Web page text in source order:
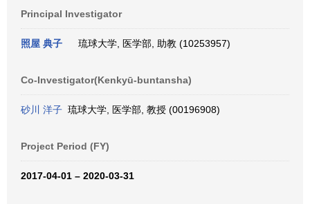
Principal Investigator
照屋 典子 琉球大学, 医学部, 助教 (10253957)
Co-Investigator(Kenkyū-buntansha)
砂川 洋子 琉球大学, 医学部, 教授 (00196908)
Project Period (FY)
2017-04-01 – 2020-03-31